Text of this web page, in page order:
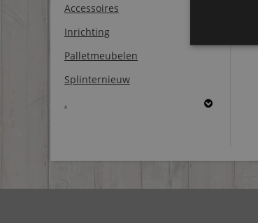
Accessoires
Inrichting
Palletmeubelen
Splinternieuw
.